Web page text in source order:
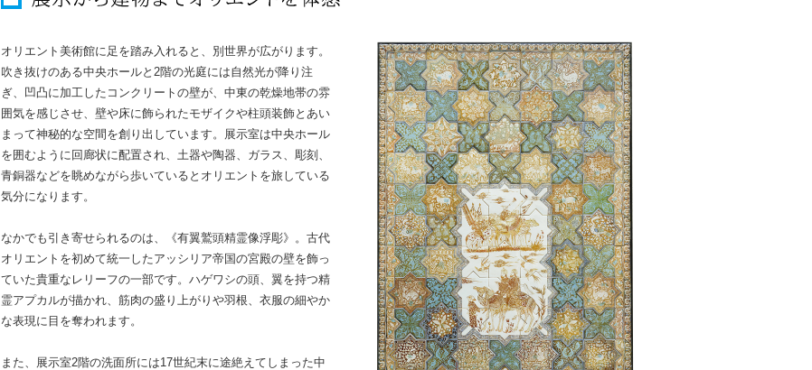
オリエント美術館に足を踏み入れると、別世界が広がります。
吹き抜けのある中央ホールと2階の光庭には自然光が降り注
ぎ、凹凸に加工したコンクリートの壁が、中東の乾燥地帯の雰
囲気を感じさせ、壁や床に飾られたモザイクや柱頭装飾とあい
まって神秘的な空間を創り出しています。展示室は中央ホール
を囲むように回廊状に配置され、土器や陶器、ガラス、彫刻、
青銅器などを眺めながら歩いているとオリエントを旅している
気分になります。
なかでも引き寄せられるのは、《有翼鷲頭精霊像浮彫》。古代
オリエントを初めて統一したアッシリア帝国の宮殿の壁を飾っ
ていた貴重なレリーフの一部です。ハゲワシの頭、翼を持つ精
霊アプカルが描かれ、筋肉の盛り上がりや羽根、衣服の細やか
な表現に目を奪われます。
また、展示室2階の洗面所には17世紀末に途絶えてしまった中